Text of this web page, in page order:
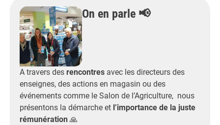
On en parle 📢
A travers des rencontres avec les directeurs des
enseignes, des actions en magasin ou des
événements comme le Salon de l’Agriculture, nous
présentons la démarche et l’importance de la juste
rémunération 🙏